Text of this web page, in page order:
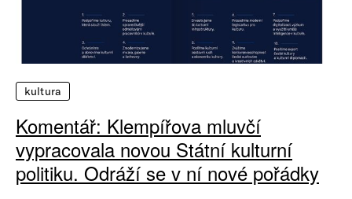
kultura
Komentář: Klempířova mluvčí
vypracovala novou Státní kulturní
politiku. Odráží se v ní nové pořádky